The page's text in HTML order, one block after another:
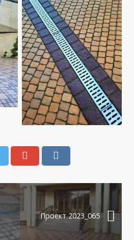
Проект 2023_065